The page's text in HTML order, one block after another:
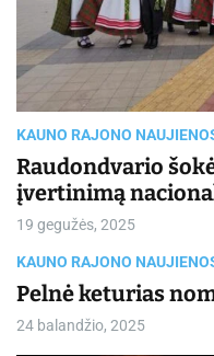
KAUNO RAJONO
Raudondvario
įvertinimą
19 gegužės, 2025
KAUNO RAJONO
Pelnė keturias
24 balandžio, 2025